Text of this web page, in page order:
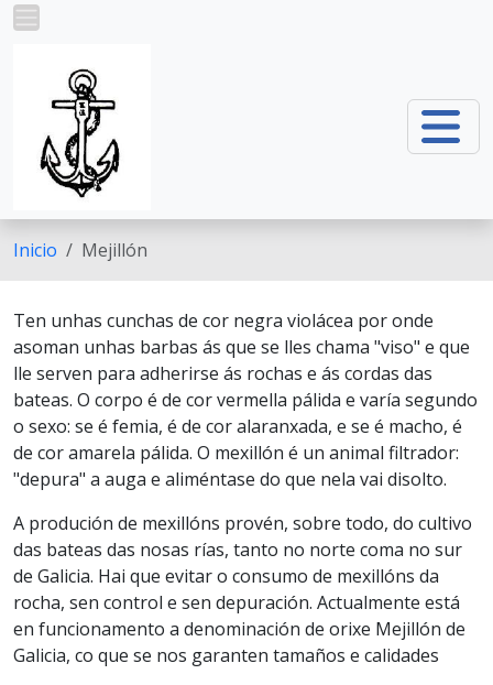
Ir o contido principal
Inicio Mejillón
Ten unhas cunchas de cor negra violácea por onde
asoman unhas barbas ás que se lles chama "viso" e que
lle serven para adherirse ás rochas e ás cordas das
bateas. O corpo é de cor vermella pálida e varía segundo
o sexo: se é femia, é de cor alaranxada, e se é macho, é
de cor amarela pálida. O mexillón é un animal filtrador:
"depura" a auga e aliméntase do que nela vai disolto.
A produción de mexillóns provén, sobre todo, do cultivo
das bateas das nosas rías, tanto no norte coma no sur
de Galicia. Hai que evitar o consumo de mexillóns da
rocha, sen control e sen depuración. Actualmente está
en funcionamento a denominación de orixe Mejillón de
Galicia, co que se nos garanten tamaños e calidades